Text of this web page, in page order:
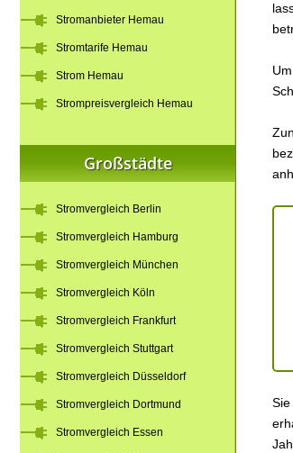
Stromanbieter Hemau
Stromtarife Hemau
Strom Hemau
Strompreisvergleich Hemau
Großstädte
Stromvergleich Berlin
Stromvergleich Hamburg
Stromvergleich München
Stromvergleich Köln
Stromvergleich Frankfurt
Stromvergleich Stuttgart
Stromvergleich Düsseldorf
Stromvergleich Dortmund
Stromvergleich Essen